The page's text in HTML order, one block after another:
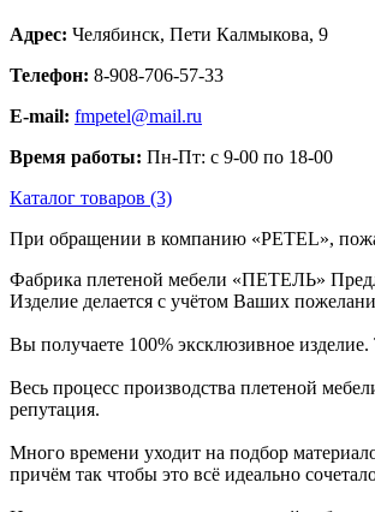
Адрес: Челябинск, Пети Калмыкова, 9
Телефон: 8-908-706-57-33
E-mail: fmpetel@mail.ru
Время работы: Пн-Пт: с 9-00 по 18-00
Каталог товаров (3)
При обращении в компанию «PETEL»,
Фабрика плетеной мебели «ПЕТЕЛЬ»
Изделие делается с учётом Ваших
Вы получаете 100% эксклюзивное
Весь процесс производства плетеной
репутация.
Много времени уходит на подбор
причём так чтобы это всё идеально